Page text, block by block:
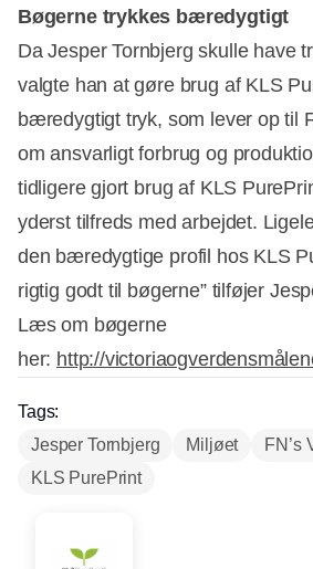
Bøgerne trykkes bæredygtigt
Da Jesper Tornbjerg skulle have
valgte han at gøre brug af KLS
bæredygtigt tryk, som lever op til
om ansvarligt forbrug og
tidligere gjort brug af KLS
yderst tilfreds med arbejdet.
den bæredygtige profil hos KLS
rigtig godt til bøgerne” tilføjer
Læs om bøgerne
her: http://
Tags:
Jesper Tornbjerg
Miljøet
FN’s
KLS PurePrint